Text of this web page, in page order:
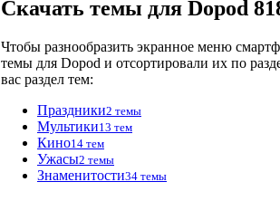
Скачать темы для Dopod
Чтобы разнообразить экранное меню
темы для Dopod и отсортировали их по
вас раздел тем:
Праздники2 темы
Мультики13 тем
Кино14 тем
Ужасы2 темы
Знаменитости34 темы